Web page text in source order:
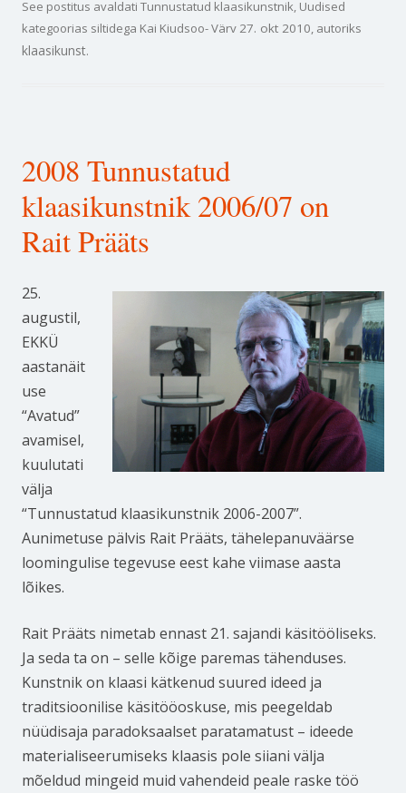
See postitus avaldati Tunnustatud klaasikunstnik, Uudised
kategoorias siltidega Kai Kiudsoo- Värv 27. okt 2010, autoriks
klaasikunst.
2008 Tunnustatud
klaasikunstnik 2006/07 on
Rait Prääts
25.
augustil,
EKKÜ
aastanäit
use
“Avatud”
avamisel,
kuulutati
välja
“Tunnustatud klaasikunstnik 2006-2007”.
Aunimetuse pälvis Rait Prääts, tähelepanuväärse
loomingulise tegevuse eest kahe viimase aasta
lõikes.
Rait Prääts nimetab ennast 21. sajandi käsitööliseks.
Ja seda ta on – selle kõige paremas tähenduses.
Kunstnik on klaasi kätkenud suured ideed ja
traditsioonilise käsitööoskuse, mis peegeldab
nüüdisaja paradoksaalset paratamatust – ideede
materialiseerumiseks klaasis pole siiani välja
mõeldud mingeid muid vahendeid peale raske töö